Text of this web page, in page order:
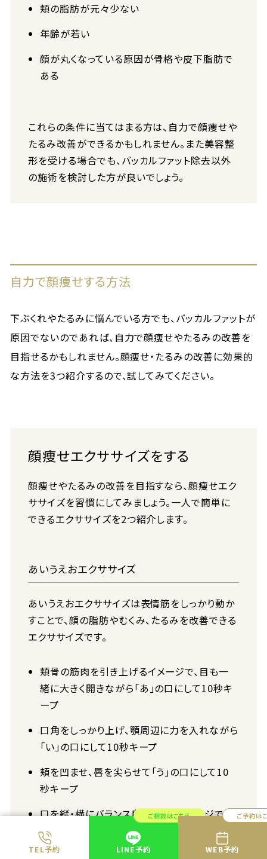
TEL予約
ご相談はこちら
LINE予約
ご予約は
WEB予約
頬の脂肪が元々少ない
年齢が若い
顔が丸くなっている原因が骨格や皮下脂肪で
ある
これらの条件に当てはまる方は、自力で顔痩せや
たるみ改善ができるかもしれません。また美容整
形を受ける場合でも、バッカルファット除去以外
の施術を検討した方が良いでしょう。
自力で顔痩せする方法
下ぶくれやたるみに悩んでいる方でも、バッカルファットが
原因でないのであれば、自力で顔痩せやたるみの改善を
目指せるかもしれません。顔痩せ・たるみの改善に効果的
な方法を3つ紹介するので、試してみてください。
顔痩せエクササイズをする
顔痩せやたるみの改善を目指すなら、顔痩せエク
ササイズを習慣にしてみましょう。一人で簡単に
できるエクササイズを2つ紹介します。
あいうえおエクササイズ
あいうえおエクササイズは表情筋をしっかり動か
すことで、顔の脂肪やむくみ、たるみを改善できる
エクササイズです。
頬骨の筋肉を引き上げるイメージで、目も一
緒に大きく開きながら「あ」の口にして10秒キ
ープ
口角をしっかり上げ、顎周辺に力を入れながら
「い」の口にして10秒キープ
頬を凹ませ、唇を尖らせて「う」の口にして10
秒キープ
口を縦・横にバランス良く広げるイメージで
「え」の口にして10秒キープ
口の中の筋肉を引き締めるイメージで「お」の